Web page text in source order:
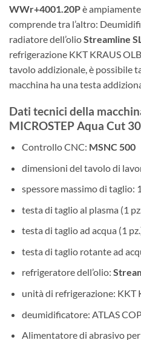
WWr+4001.20Pè
comprende tra l’altro:
radiatore dell’olioStreamline
refrigerazione KKT KRAUS
tavolo addizionale, è possibile
macchina ha una testa
Dati tecnici della
MICROSTEP Aqua Cut
Controllo CNC: MSNC 500
dimensioni del tavolo di
spessore massimo di taglio:
testa di taglio al plasma (1
testa di taglio ad acqua (1
testa di taglio rotante ad
refrigeratore dell’olio:
unità di refrigerazione: KKT
deumidificatore: ATLAS
Alimentatore di abrasivo